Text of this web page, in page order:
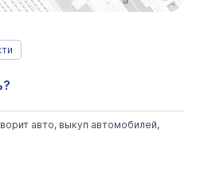
авто, выкуп автомобилей,